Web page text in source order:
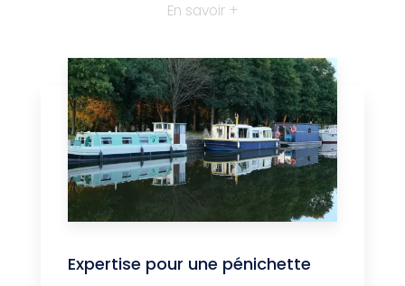
En savoir +
Expertise pour une pénichette